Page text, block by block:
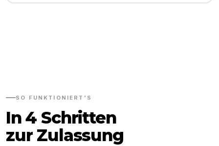
SO FUNKTIONIERT'S
In 4 Schritten
zur Zulassung